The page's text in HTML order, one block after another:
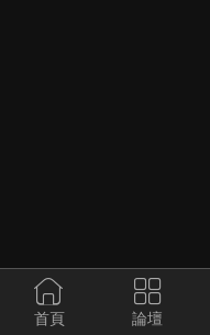
首頁 論壇